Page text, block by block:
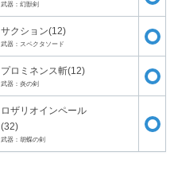
武器：幻獣剣
サクション(12)
武器：スペクタソード
プロミネンス斬(12)
武器：炎の剣
ロザリオインペール
(32)
武器：胡蝶の剣